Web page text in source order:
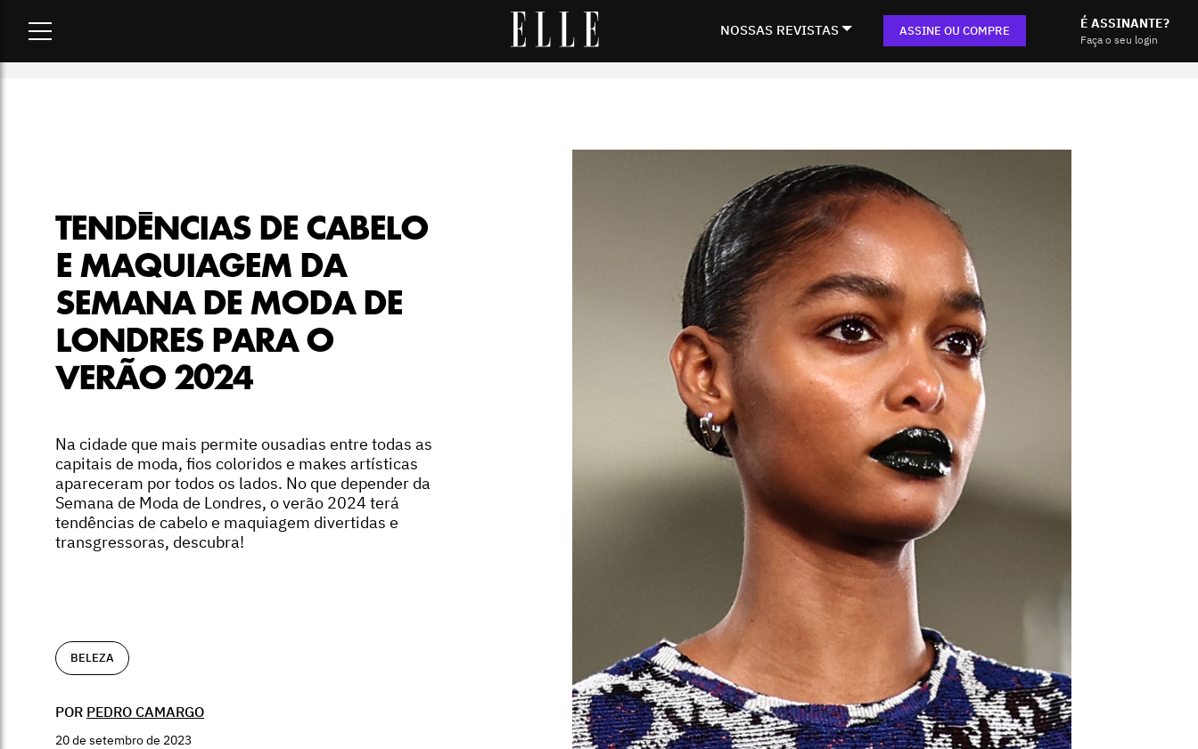
NOSSAS REVISTAS ASSINE OU COMPRE É ASSINANTE?
Faça o seu login
Tendências de cabelo e maquiagem da Semana de Moda de Londres para o verão 2024
TENDÊNCIAS DE CABELO
E MAQUIAGEM DA
SEMANA DE MODA DE
LONDRES PARA O
VERÃO 2024
Na cidade que mais permite ousadias entre todas as
capitais de moda, fios coloridos e makes artísticas
apareceram por todos os lados. No que depender da
Semana de Moda de Londres, o verão 2024 terá
tendências de cabelo e maquiagem divertidas e
transgressoras, descubra!
BELEZA
POR PEDRO CAMARGO
20 de setembro de 2023